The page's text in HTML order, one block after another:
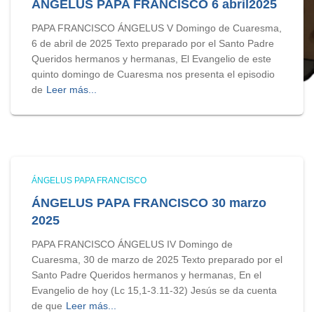
ÁNGELUS PAPA FRANCISCO 6 abril2025
PAPA FRANCISCO ÁNGELUS V Domingo de Cuaresma,
6 de abril de 2025 Texto preparado por el Santo Padre
Queridos hermanos y hermanas, El Evangelio de este
quinto domingo de Cuaresma nos presenta el episodio
de Leer más...
ÁNGELUS PAPA FRANCISCO
ÁNGELUS PAPA FRANCISCO 30 marzo
2025
PAPA FRANCISCO ÁNGELUS IV Domingo de
Cuaresma, 30 de marzo de 2025 Texto preparado por el
Santo Padre Queridos hermanos y hermanas, En el
Evangelio de hoy (Lc 15,1-3.11-32) Jesús se da cuenta
de que Leer más...